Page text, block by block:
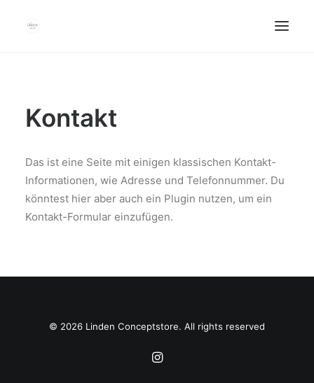
TWITTER
INSTAGRAM
Kontakt
Das ist eine Seite mit einigen klassischen Kontakt-
Informationen, wie Adresse und Telefonnummer. Du
könntest hier aber auch ein Plugin nutzen, um ein
Kontakt-Formular einzufügen.
© 2026 Linden Conceptstore. All rights reserved